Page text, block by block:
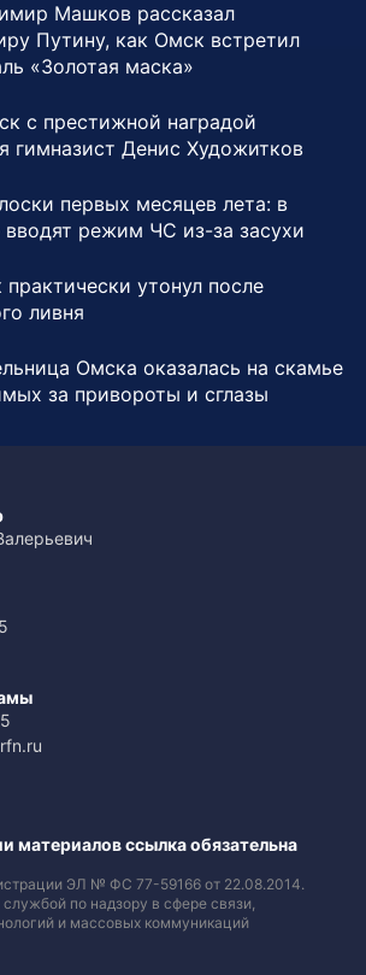
Машков рассказал
Путину, как Омск встретил
«Золотая маска»
с престижной наградой
гимназист Денис Художитков
первых месяцев лета: в
вводят режим ЧС из-за засухи
утонул после
ливня
Омска оказалась на скамье
за привороты и сглазы
материалов ссылка обязательна
ЭЛ № ФС 77-59166 от 22.08.2014.
по надзору в сфере связи,
и массовых коммуникаций